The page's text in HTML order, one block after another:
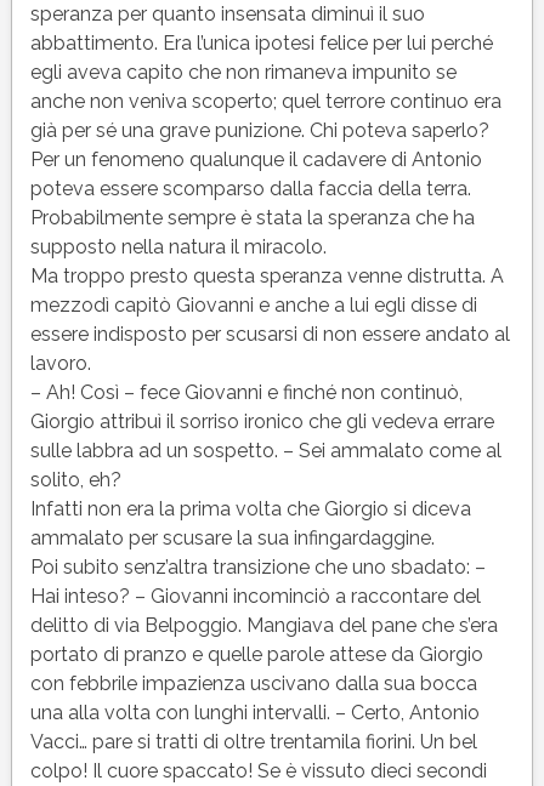
speranza per quanto insensata diminuì il suo
abbattimento. Era l’unica ipotesi felice per lui perché
egli aveva capito che non rimaneva impunito se
anche non veniva scoperto; quel terrore continuo era
già per sé una grave punizione. Chi poteva saperlo?
Per un fenomeno qualunque il cadavere di Antonio
poteva essere scomparso dalla faccia della terra.
Probabilmente sempre è stata la speranza che ha
supposto nella natura il miracolo.
Ma troppo presto questa speranza venne distrutta. A
mezzodì capitò Giovanni e anche a lui egli disse di
essere indisposto per scusarsi di non essere andato al
lavoro.
– Ah! Così – fece Giovanni e finché non continuò,
Giorgio attribuì il sorriso ironico che gli vedeva errare
sulle labbra ad un sospetto. – Sei ammalato come al
solito, eh?
Infatti non era la prima volta che Giorgio si diceva
ammalato per scusare la sua infingardaggine.
Poi subito senz’altra transizione che uno sbadato: –
Hai inteso? – Giovanni incominciò a raccontare del
delitto di via Belpoggio. Mangiava del pane che s’era
portato di pranzo e quelle parole attese da Giorgio
con febbrile impazienza uscivano dalla sua bocca
una alla volta con lunghi intervalli. – Certo, Antonio
Vacci… pare si tratti di oltre trentamila fiorini. Un bel
colpo! Il cuore spaccato! Se è vissuto dieci secondi